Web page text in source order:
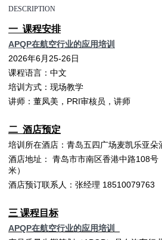
DESCRIPTION
一 课程安排
APQP在航空行业的应用培训
2026年6月25-26日
课程语言：中文
培训方式：现场教学
讲师：董凤美，PRI审核员，讲师
二 酒店预定
培训所在酒店：青岛五四广场麦凯乐亚朵
酒店地址： 青岛市市南区香港中路108
米）
酒店预订联系人：张经理 18510079763
三 课程目标
APQP在航空行业的应用培训